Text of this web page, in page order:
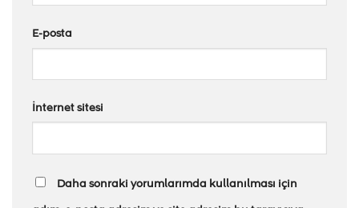
E-posta
İnternet sitesi
Daha sonraki yorumlarımda kullanılması için